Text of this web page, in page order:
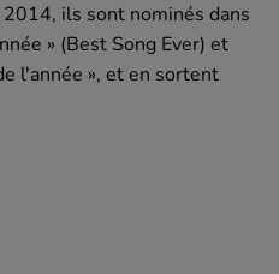
ils sont nominés dans
» (Best Song Ever) et
l'année », et en sortent